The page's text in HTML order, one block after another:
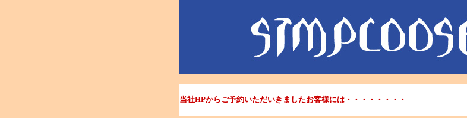
当社HPからご予約いただいきましたお客様には・・・・・・・・